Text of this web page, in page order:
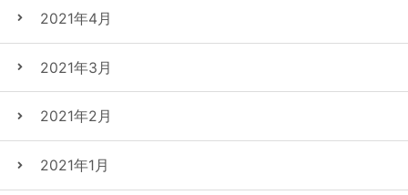
2021年4月
2021年3月
2021年2月
2021年1月